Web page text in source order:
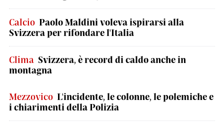
Calcio Paolo Maldini voleva ispirarsi alla
Svizzera per rifondare l'Italia
Clima Svizzera, è record di caldo anche in
montagna
Mezzovico L'incidente, le colonne, le polemiche e
i chiarimenti della Polizia